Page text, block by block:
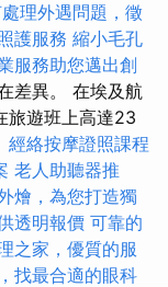
理外遇問題，徵
護服務 縮小毛孔
服務助您邁出創
差異。 在埃及航
旅遊班上高達23
經絡按摩證照課程
老人助聽器推
燴，為您打造獨
透明報價 可靠的
之家，優質的服
找最合適的眼科